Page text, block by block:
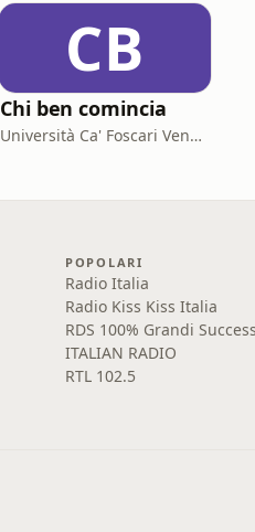
CB
Chi ben comincia
Università Ca' Foscari Venezia
POPOLARI
Radio Italia
Radio Kiss Kiss Italia
RDS 100% Grandi
ITALIAN RADIO
RTL 102.5